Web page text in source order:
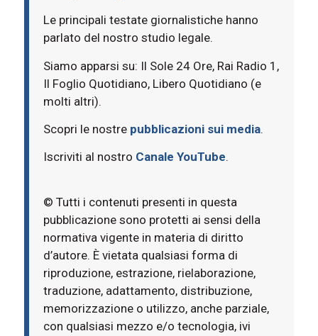
Le principali testate giornalistiche hanno
parlato del nostro studio legale.
Siamo apparsi su: Il Sole 24 Ore, Rai Radio 1,
Il Foglio Quotidiano, Libero Quotidiano (e
molti altri).
Scopri le nostre pubblicazioni sui media.
Iscriviti al nostro Canale YouTube.
© Tutti i contenuti presenti in questa
pubblicazione sono protetti ai sensi della
normativa vigente in materia di diritto
d’autore. È vietata qualsiasi forma di
riproduzione, estrazione, rielaborazione,
traduzione, adattamento, distribuzione,
memorizzazione o utilizzo, anche parziale,
con qualsiasi mezzo e/o tecnologia, ivi